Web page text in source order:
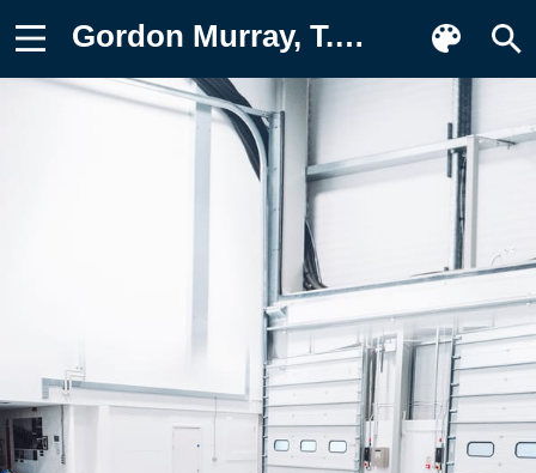
Gordon Murray, T.33 Spider, 2024 Картинка на телефон